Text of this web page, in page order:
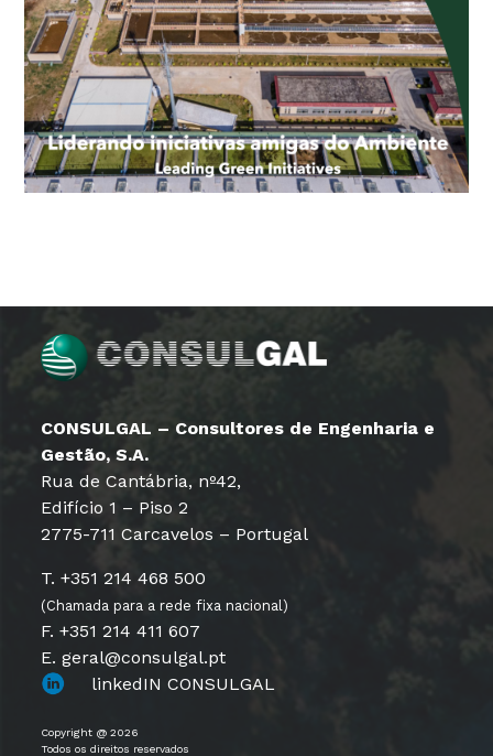
CONSULGAL – Consultores de Engenharia e
Gestão, S.A.
Rua de Cantábria, nº42,
Edifício 1 – Piso 2
2775-711 Carcavelos – Portugal
T. +351 214 468 500
(Chamada para a rede fixa nacional)
F. +351 214 411 607
E. geral@consulgal.pt
linkedIN CONSULGAL
Copyright @ 2026
Todos os direitos reservados